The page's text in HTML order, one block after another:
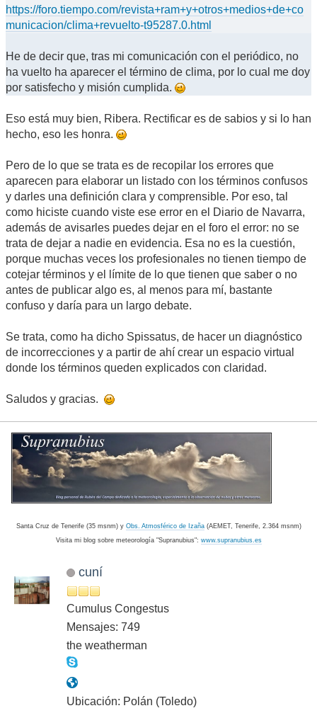
https://foro.tiempo.com/revista+ram+y+otros+medios+de+co
municacion/clima+revuelto-t95287.0.html
He de decir que, tras mi comunicación con el periódico, no
ha vuelto ha aparecer el término de clima, por lo cual me doy
por satisfecho y misión cumplida.
Eso está muy bien, Ribera. Rectificar es de sabios y si lo han
hecho, eso les honra.
Pero de lo que se trata es de recopilar los errores que
aparecen para elaborar un listado con los términos confusos
y darles una definición clara y comprensible. Por eso, tal
como hiciste cuando viste ese error en el Diario de Navarra,
además de avisarles puedes dejar en el foro el error: no se
trata de dejar a nadie en evidencia. Esa no es la cuestión,
porque muchas veces los profesionales no tienen tiempo de
cotejar términos y el límite de lo que tienen que saber o no
antes de publicar algo es, al menos para mí, bastante
confuso y daría para un largo debate.
Se trata, como ha dicho Spissatus, de hacer un diagnóstico
de incorrecciones y a partir de ahí crear un espacio virtual
donde los términos queden explicados con claridad.
Saludos y gracias.
Santa Cruz de Tenerife (35 msnm) y Obs. Atmosférico de Izaña(AEMET, Tenerife, 2.364 msnm)
Visita mi blog sobre meteorología "Supranubius": www.supranubius.es
cuní
Cumulus Congestus
Mensajes: 749
the weatherman
Ubicación: Polán (Toledo)